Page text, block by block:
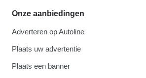
Onze aanbiedingen
Adverteren op Autoline
Plaats uw advertentie
Plaats een banner